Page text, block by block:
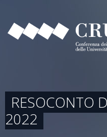
RESOCONTO
2022